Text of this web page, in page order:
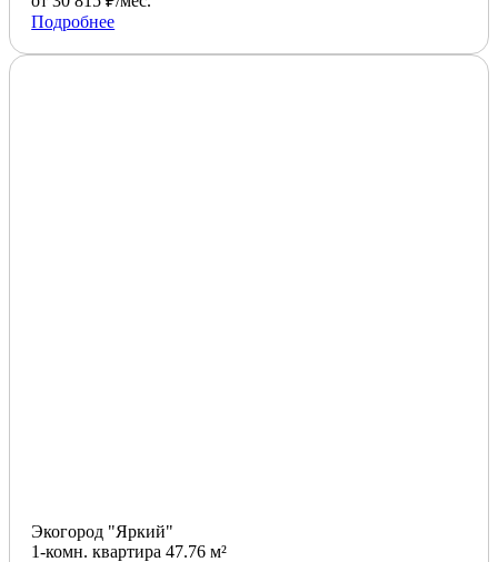
Подробнее
Экогород "Яркий"
1-комн. квартира 47.76 м²